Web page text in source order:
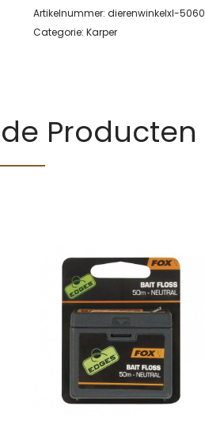
Artikelnummer: dierenwinkelxl-
Categorie: Karper
Producten